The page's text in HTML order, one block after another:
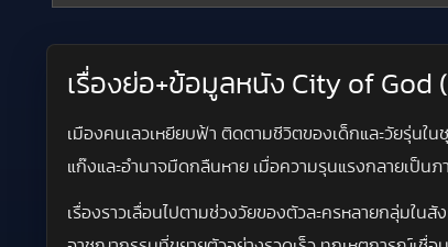
เรื่องย่อ+ข้อมูลหนัง City of God
เมืองคนเลวเหยียบฟ้า ติดตามชีวิตของเด็กและวัยรุ่น
แก๊งและอำนาจมืดกลืนหาย เมื่อความรุนแรงกลายเป็น
เรื่องราวเลื่อนไปตามช่วงวัยของตัวละครหลายกลุ่มใน